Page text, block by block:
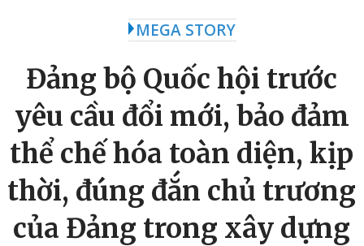
MEGA STORY
Đảng bộ Quốc hội trước
yêu cầu đổi mới, bảo đảm
thể chế hóa toàn diện, kịp
thời, đúng đắn chủ trương
của Đảng trong xây dựng